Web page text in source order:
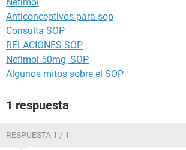
Anticonceptivos para sop
Consulta SOP
RELACIONES SOP
Nefimol 50mg, SOP
Algunos mitos sobre el SOP
1 respuesta
RESPUESTA 1 / 1